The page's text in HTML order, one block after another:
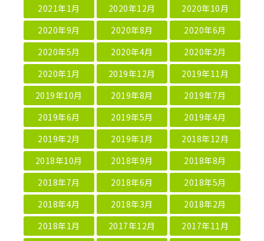
2021年1月
2020年12月
2020年10月
2020年9月
2020年8月
2020年6月
2020年5月
2020年4月
2020年2月
2020年1月
2019年12月
2019年11月
2019年10月
2019年8月
2019年7月
2019年6月
2019年5月
2019年4月
2019年2月
2019年1月
2018年12月
2018年10月
2018年9月
2018年8月
2018年7月
2018年6月
2018年5月
2018年4月
2018年3月
2018年2月
2018年1月
2017年12月
2017年11月